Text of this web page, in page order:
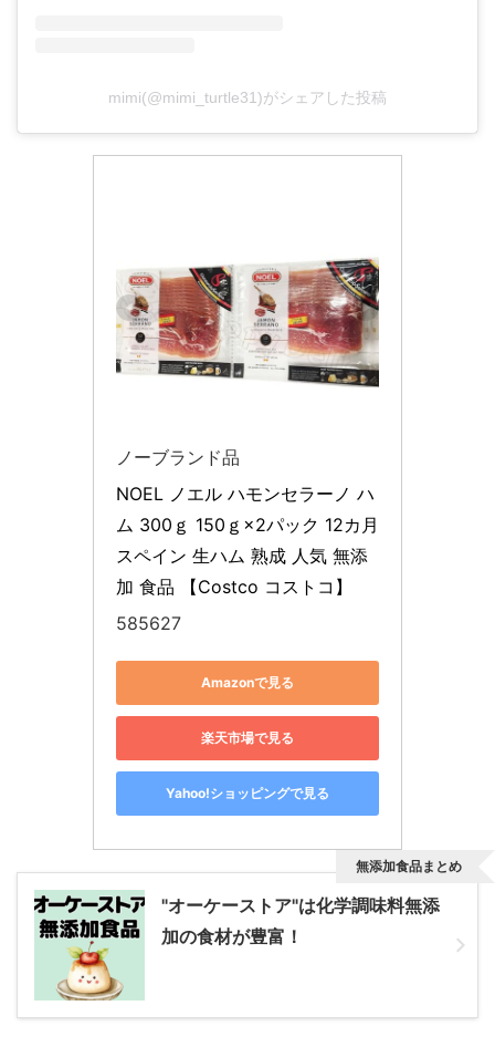
mimi(@mimi_turtle31)がシェアした投稿
ノーブランド品
NOEL ノエル ハモンセラーノ ハ
ム 300ｇ 150ｇ×2パック 12カ月
スペイン 生ハム 熟成 人気 無添
加 食品 【Costco コストコ】
585627
Amazonで見る
楽天市場で見る
Yahoo!ショッピングで見る
"オーケーストア"は化学調味料無添
加の食材が豊富！
無添加食品まとめ